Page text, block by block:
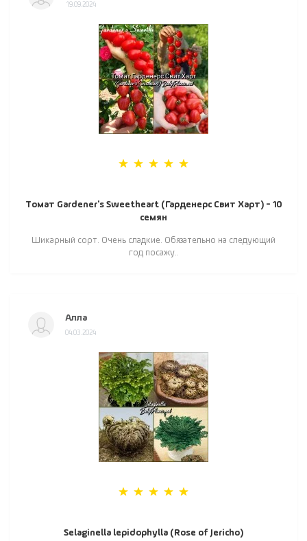
19.09.2024
Томат Gardener's Sweetheart (Гарденерс Свит Харт) - 10
семян
Шикарный сорт. Очень сладкие. Обязательно на следующий
год посажу..
Алла
04.03.2024
Selaginella lepidophylla (Rose of Jericho)